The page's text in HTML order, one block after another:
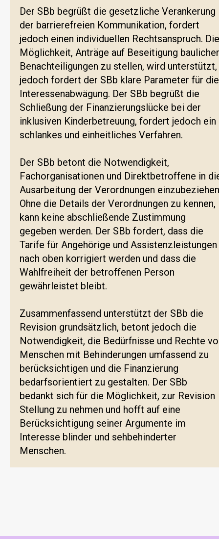
Der SBb begrüßt die gesetzliche Verankerung
der barrierefreien Kommunikation, fordert
jedoch einen individuellen Rechtsanspruch. Die
Möglichkeit, Anträge auf Beseitigung baulicher
Benachteiligungen zu stellen, wird unterstützt,
jedoch fordert der SBb klare Parameter für die
Interessenabwägung. Der SBb begrüßt die
Schließung der Finanzierungslücke bei der
inklusiven Kinderbetreuung, fordert jedoch ein
schlankes und einheitliches Verfahren.
Der SBb betont die Notwendigkeit,
Fachorganisationen und Direktbetroffene in
Ausarbeitung der Verordnungen
Ohne die Details der Verordnungen zu kennen,
kann keine abschließende Zustimmung
gegeben werden. Der SBb fordert, dass die
Tarife für Angehörige und Assistenzleistungen
nach oben korrigiert werden und dass die
Wahlfreiheit der betroffenen Person
gewährleistet bleibt.
Zusammenfassend unterstützt der SBb die
Revision grundsätzlich, betont jedoch die
Notwendigkeit, die Bedürfnisse und Rechte
Menschen mit Behinderungen umfassend zu
berücksichtigen und die Finanzierung
bedarfsorientiert zu gestalten. Der SBb
bedankt sich für die Möglichkeit, zur Revision
Stellung zu nehmen und hofft auf eine
Berücksichtigung seiner Argumente im
Interesse blinder und sehbehinderter
Menschen.